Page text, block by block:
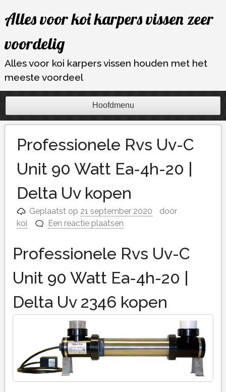
naar
inhoud
Alles voor koi karpers vissen zeer
voordelig
Alles voor koi karpers vissen houden met het
meeste voordeel
Hoofdmenu
Professionele Rvs Uv-C
Unit 90 Watt Ea-4h-20 |
Delta Uv kopen
Geplaatst op 21 september 2020
door
koi
Een reactie plaatsen
Professionele Rvs Uv-C
Unit 90 Watt Ea-4h-20 |
Delta Uv 2346 kopen